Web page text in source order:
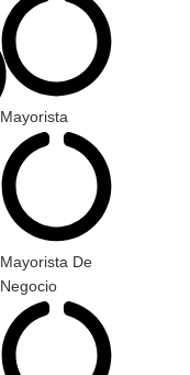
Mayorista
Mayorista De
Negocio